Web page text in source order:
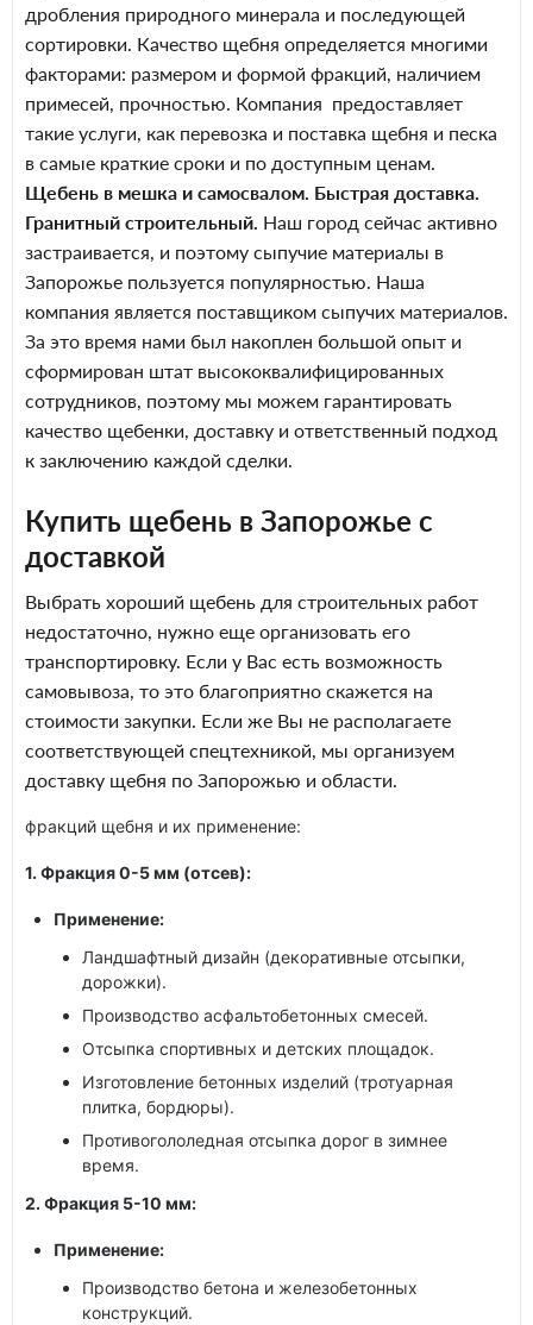
дробления природного минерала и последующей
сортировки. Качество щебня определяется многими
факторами: размером и формой фракций, наличием
примесей, прочностью. Компания предоставляет
такие услуги, как перевозка и поставка щебня и песка
в самые краткие сроки и по доступным ценам.
Щебень в мешка и самосвалом. Быстрая доставка.
Гранитный строительный. Наш город сейчас активно
застраивается, и поэтому сыпучие материалы в
Запорожье пользуется популярностью. Наша
компания является поставщиком сыпучих материалов.
За это время нами был накоплен большой опыт и
сформирован штат высококвалифицированных
сотрудников, поэтому мы можем гарантировать
качество щебенки, доставку и ответственный подход
к заключению каждой сделки.
Купить щебень в Запорожье с
доставкой
Выбрать хороший щебень для строительных работ
недостаточно, нужно еще организовать его
транспортировку. Если у Вас есть возможность
самовывоза, то это благоприятно скажется на
стоимости закупки. Если же Вы не располагаете
соответствующей спецтехникой, мы организуем
доставку щебня по Запорожью и области.
фракций щебня и их применение:
1. Фракция 0-5 мм (отсев):
Применение:
Ландшафтный дизайн (декоративные отсыпки,
дорожки).
Производство асфальтобетонных смесей.
Отсыпка спортивных и детских площадок.
Изготовление бетонных изделий (тротуарная
плитка, бордюры).
Противогололедная отсыпка дорог в зимнее
время.
2. Фракция 5-10 мм:
Применение:
Производство бетона и железобетонных
конструкций.